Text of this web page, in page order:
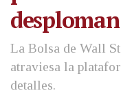
La Bolsa de Wall
atraviesa la
detalles.